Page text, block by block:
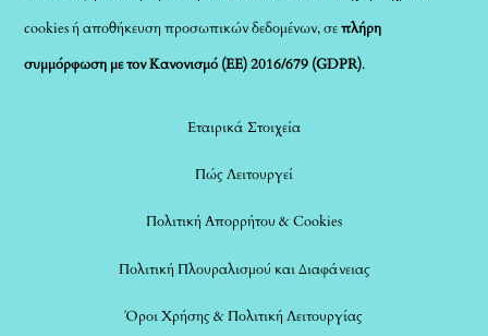
cookies ή αποθήκευση προσωπικών δεδομένων, σεπλήρη
συμμόρφωση με τον Κανονισμό (ΕΕ) 2016/679 (GDPR).
Εταιρικά Στοιχεία
Πώς Λειτουργεί
Πολιτική Απορρήτου & Cookies
Πολιτική Πλουραλισμού και Διαφάνειας
Όροι Χρήσης & Πολιτική Λειτουργίας